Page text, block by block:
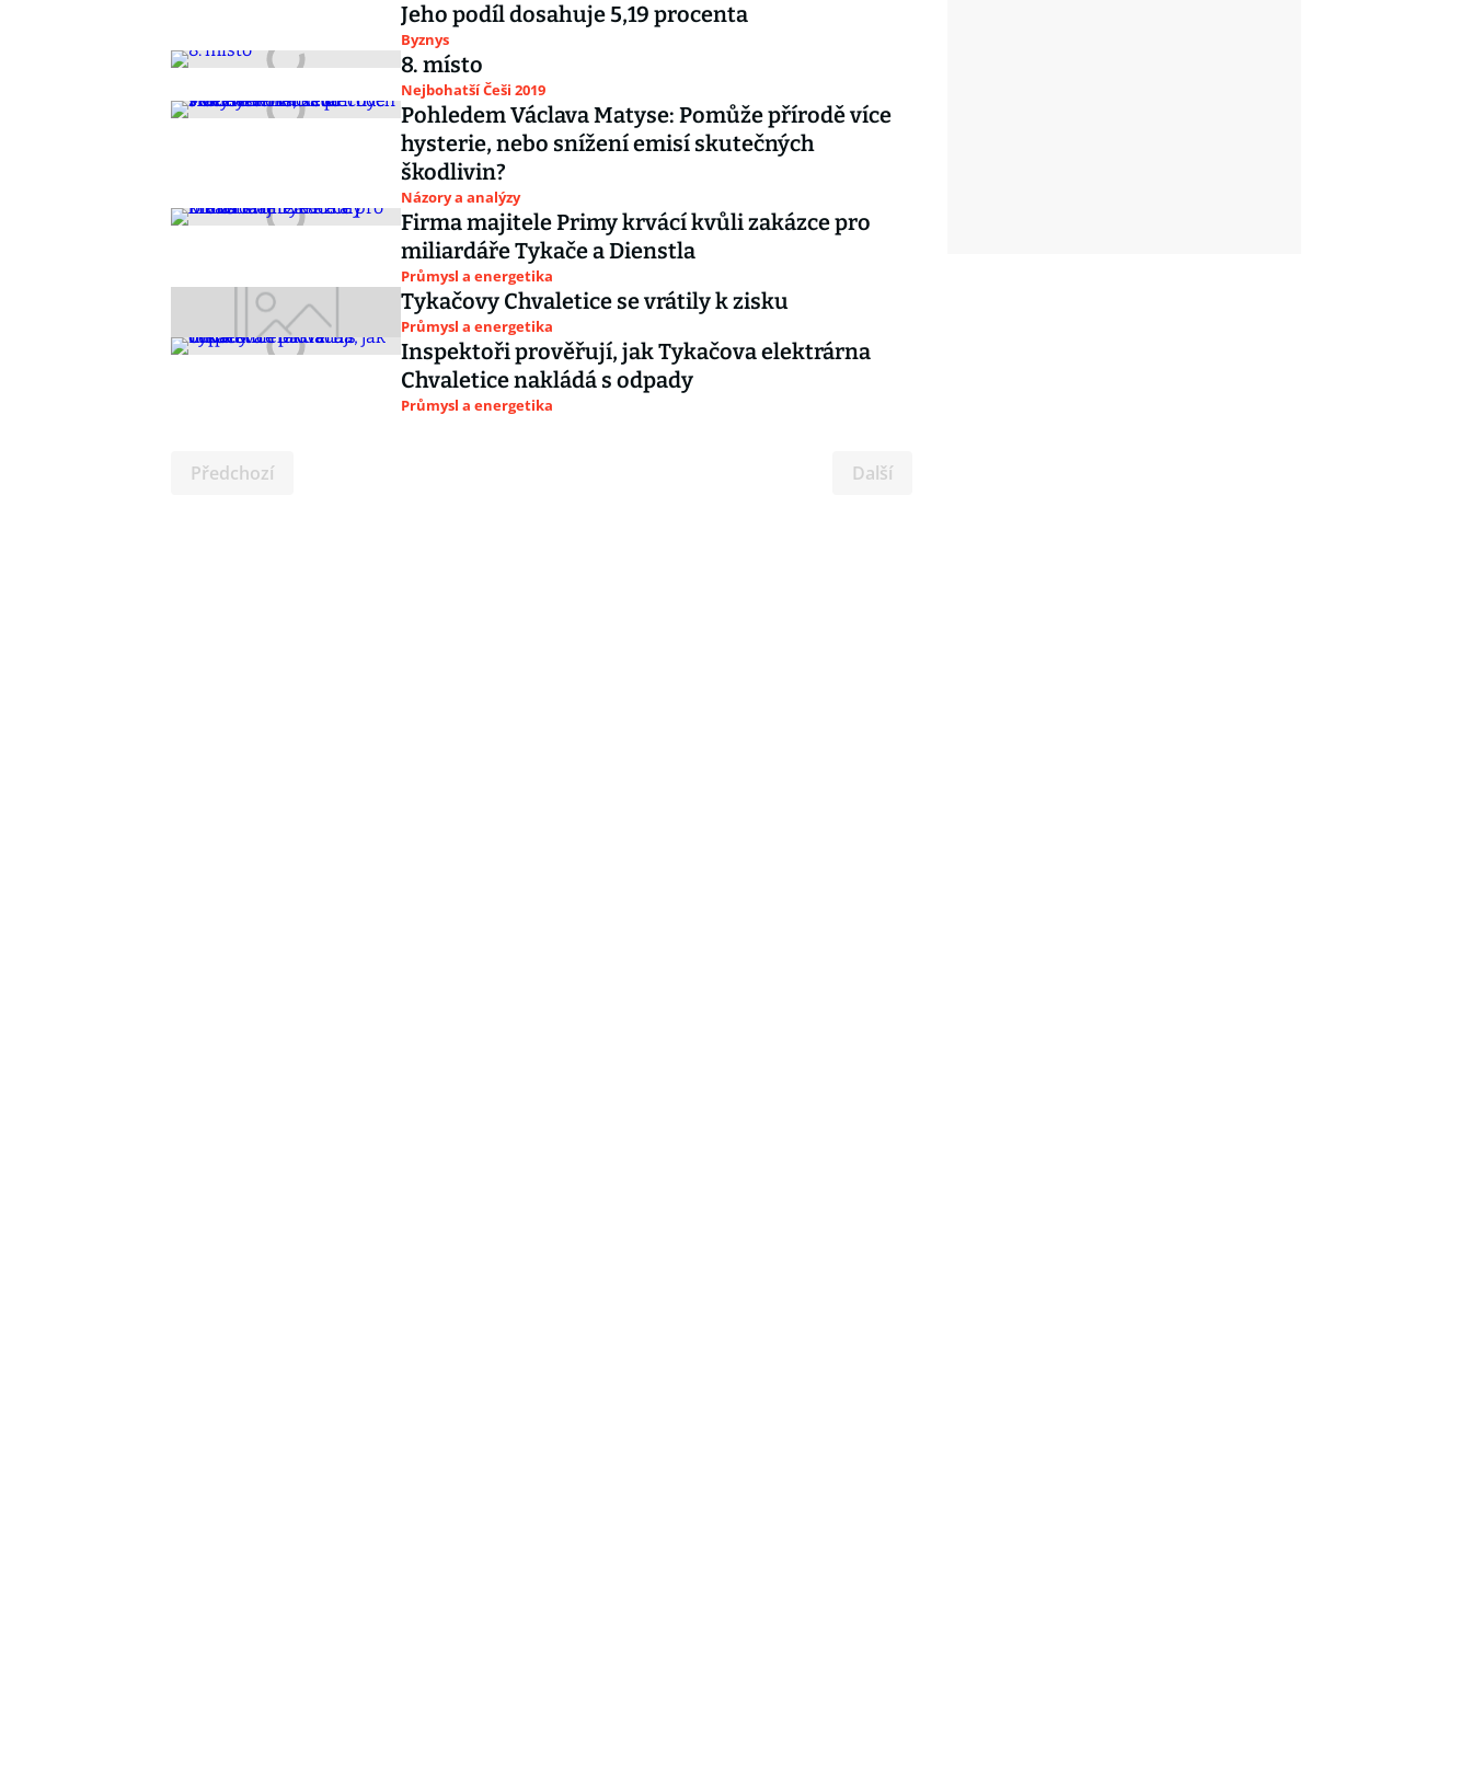
Jeho podíl dosahuje 5,19 procenta
Byznys
8. místo
Nejbohatší Češi 2019
Pohledem Václava Matyse: Pomůže přírodě více
hysterie, nebo snížení emisí skutečných
škodlivin?
Názory a analýzy
Firma majitele Primy krvácí kvůli zakázce pro
miliardáře Tykače a Dienstla
Průmysl a energetika
Tykačovy Chvaletice se vrátily k zisku
Průmysl a energetika
Inspektoři prověřují, jak Tykačova elektrárna
Chvaletice nakládá s odpady
Průmysl a energetika
Předchozí Další